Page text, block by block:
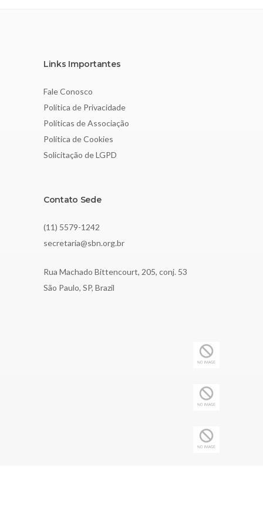
Links Importantes
Fale Conosco
Política de Privacidade
Políticas de Associação
Política de Cookies
Solicitação de LGPD
Contato Sede
(11) 5579-1242
secretaria@sbn.org.br
Rua Machado Bittencourt, 205, conj. 53
São Paulo, SP, Brazil